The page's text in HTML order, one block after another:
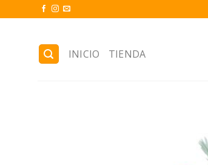
to
INICIO TIENDA